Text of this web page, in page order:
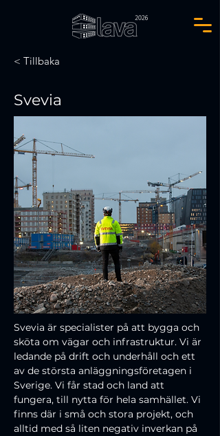
< Tillbaka
Svevia
Svevia är specialister på att bygga och
sköta om vägar och infrastruktur. Vi är
ledande på drift och underhåll och ett
av de största anläggningsföretagen i
Sverige. Vi får stad och land att
fungera, till nytta för hela samhället. Vi
finns där i små och stora projekt, och
alltid med så liten negativ inverkan på